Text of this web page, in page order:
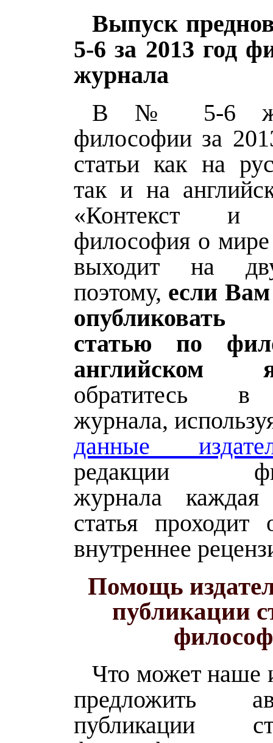
Выпуск
5-6 за 2013 год
журнала
В № 5-6
философии за
статьи как на
так и на
«Контекст и
философия о мире
выходит на
поэтому, если
статью по
английском
обратитесь в
журнала,
данные
редакции
журнала каждая
статья проходит
внутреннее
Помощь
публикации
Что может наше
предложить
публикации